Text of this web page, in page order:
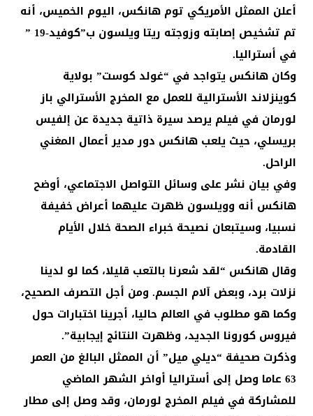
أعلن الممثل الأمريكي توم هانكس، اليوم الخميس، أنه
تم تشخيص إصابته وزوجته ريتا ويلسون ب”كوفيد-19 ”
في أستراليا.
وكان هانكس يتواجد في “غولد كوست” بولاية
كوينزلاند الأسترالية للعمل مع المخرج الأسترالي باز
لورمان في فيلم يرصد سيرة ذاتية جديدة عن إلفيس
بريسلي، حيث يلعب هانكس دور مدير أعمال المغني
الراحل.
وفي بيان نشر على وسائل التواصل الاجتماعي، أوضح
هانكس أنه وويلسون ظهرت عليهما أعراض خفيفة
نسبيا، وسيتبعان نصيحة خبراء الصحة خلال الأيام
القادمة.
وقال هانكس “لقد شعرنا بالتعب قليلا، كما لو لدينا
نزلات برد، وبعض آلام الجسم. ومن أجل التصرف الصحيح،
وكما هو مطلوب في العالم حاليا، أجرينا اختبارات حول
فيروس كورونا الجديد، وظهرت النتائج إيجابية”.
وذكرت صحيفة “ديلي ميل” أن الممثل البالغ من العمر
63 عاما وصل إلى أستراليا أواخر الشهر الماضي
للمشاركة في فيلم المخرج لورمان، وقد وصل إلى مطار